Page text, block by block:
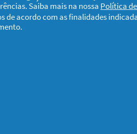
O que achou destas três saladas?Se
Saiba mais na nossa Política
de acordo com as finalidades